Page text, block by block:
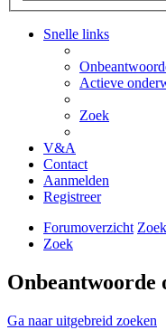
Snelle links
Actieve
Zoek
V&A
Contact
Aanmelden
Registreer
Forumoverzicht Zoek
Zoek
Onbeantwoorde
Ga naar uitgebreid zoeken